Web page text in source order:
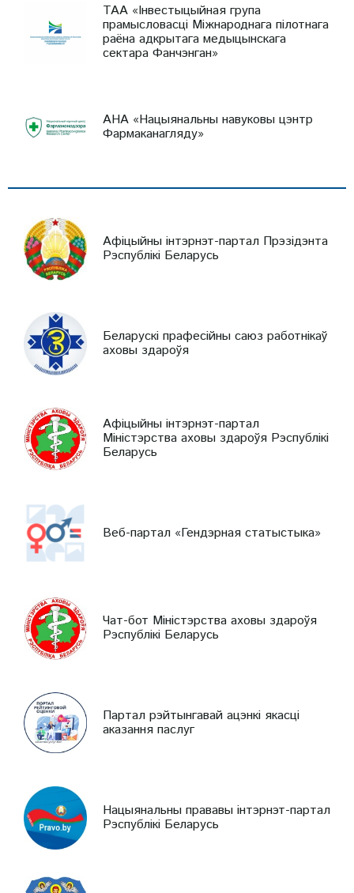
ТАА «Інвестыцыйная група
прамысловасці Міжнароднага пілотнага
раёна адкрытага медыцынскага
сектара Фанчэнган»
АНА «Нацыянальны навуковы цэнтр
Фармаканагляду»
Афіцыйны інтэрнэт-партал Прэзідэнта
Рэспублікі Беларусь
Беларускі прафесійны саюз работнікаў
аховы здароўя
Афіцыйны інтэрнэт-партал
Міністэрства аховы здароўя Рэспублікі
Беларусь
Веб-партал «Гендэрная статыстыка»
Чат-бот Міністэрства аховы здароўя
Рэспублікі Беларусь
Партал рэйтынгавай ацэнкі якасці
аказання паслуг
Нацыянальны прававы інтэрнэт-партал
Рэспублікі Беларусь